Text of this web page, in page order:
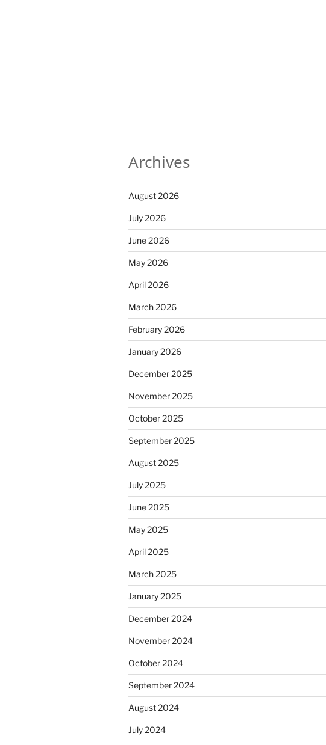
Archives
August 2026
July 2026
June 2026
May 2026
April 2026
March 2026
February 2026
January 2026
December 2025
November 2025
October 2025
September 2025
August 2025
July 2025
June 2025
May 2025
April 2025
March 2025
January 2025
December 2024
November 2024
October 2024
September 2024
August 2024
July 2024